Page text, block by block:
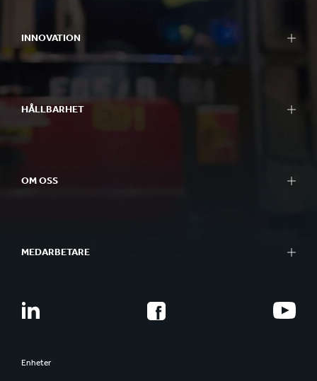
INNOVATION
HÅLLBARHET
OM OSS
MEDARBETARE
Enheter